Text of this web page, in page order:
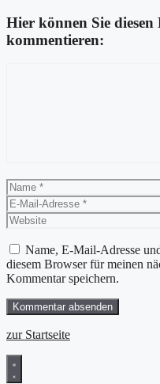
Hier können Sie diesen
kommentieren:
Name
Name, E-Mail-Adresse
diesem Browser für meinen
Kommentar speichern.
zur Startseite